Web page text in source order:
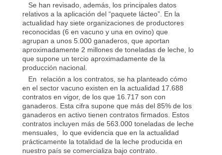
Se han revisado, además, los principales datos
relativos a la aplicación del “paquete lácteo”. En la
actualidad hay siete organizaciones de productores
reconocidas (6 en vacuno y una en ovino) que
agrupan a unos 5.000 ganaderos, que aportan
aproximadamente 2 millones de toneladas de leche, lo
que supone un tercio aproximadamente de la
producción nacional.
En relación a los contratos, se ha planteado cómo
en el sector vacuno existen en la actualidad 17.688
contratos en vigor, de los que 16.717 son con
ganaderos. Esta cifra supone que más del 85% de los
ganaderos en activo tienen contratos firmados. Estos
contratos incluyen más de 563.000 toneladas de leche
mensuales, lo que evidencia que en la actualidad
prácticamente la totalidad de la leche producida en
nuestro país se comercializa bajo contrato.